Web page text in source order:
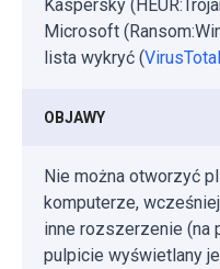
Kaspersky
Microsoft
lista wykryć (VirusTotal
OBJAWY
Nie można otworzyć
komputerze,
inne rozszerzenie (na
pulpicie wyświetlany